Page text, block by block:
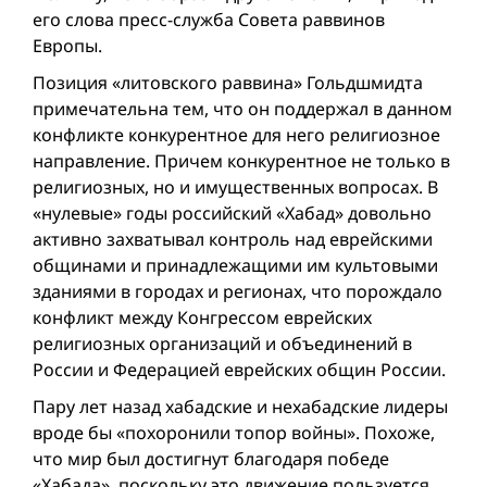
его слова пресс-служба Совета раввинов
Европы.
Позиция «литовского раввина» Гольдшмидта
примечательна тем, что он поддержал в данном
конфликте конкурентное для него религиозное
направление. Причем конкурентное не только в
религиозных, но и имущественных вопросах. В
«нулевые» годы российский «Хабад» довольно
активно захватывал контроль над еврейскими
общинами и принадлежащими им культовыми
зданиями в городах и регионах, что порождало
конфликт между Конгрессом еврейских
религиозных организаций и объединений в
России и Федерацией еврейских общин России.
Пару лет назад хабадские и нехабадские лидеры
вроде бы «похоронили топор войны». Похоже,
что мир был достигнут благодаря победе